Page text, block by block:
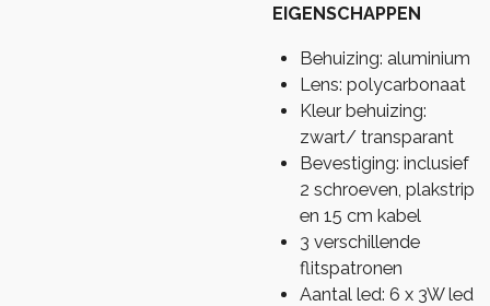
EIGENSCHAPPEN
Behuizing: aluminium
Lens: polycarbonaat
Kleur behuizing:
zwart/ transparant
Bevestiging: inclusief
2 schroeven, plakstrip
en 15 cm kabel
3 verschillende
flitspatronen
Aantal led: 6 x 3W led